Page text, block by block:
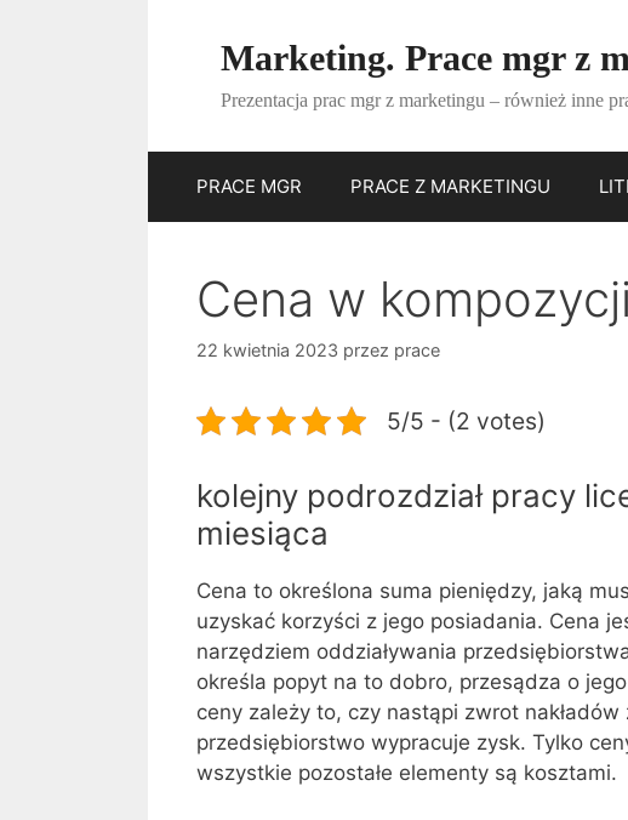
Marketing. Prace mgr z
Prezentacja prac mgr z marketingu – również inne
PRACE MGR PRACE Z MARKETINGU
Cena w
22 kwietnia 2023 przez prace
5/5 - (2 votes)
kolejny podrozdział pracy
miesiąca
Cena to określona suma pieniędzy, jaką
uzyskać korzyści z jego posiadania. Cena
narzędziem oddziaływania
określa popyt na to dobro, przesądza o
ceny zależy to, czy nastąpi zwrot
przedsiębiorstwo wypracuje zysk. Tylko
wszystkie pozostałe elementy są kosztami.